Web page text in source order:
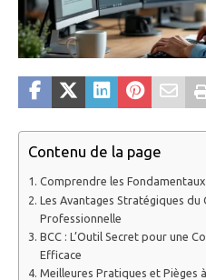
Contenu de la page
Comprendre les Fondamentaux
Les Avantages Stratégiques du
Professionnelle
BCC : L’Outil Secret pour une
Efficace
Meilleures Pratiques et Pièges